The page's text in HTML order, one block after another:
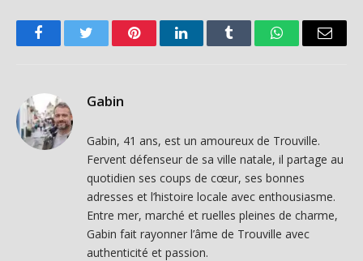
FacebookTwitter PinterestLinkedInTumblr WhatsAppEmail
Gabin
Gabin, 41 ans, est un amoureux de Trouville.
Fervent défenseur de sa ville natale, il partage au
quotidien ses coups de cœur, ses bonnes
adresses et l’histoire locale avec enthousiasme.
Entre mer, marché et ruelles pleines de charme,
Gabin fait rayonner l’âme de Trouville avec
authenticité et passion.